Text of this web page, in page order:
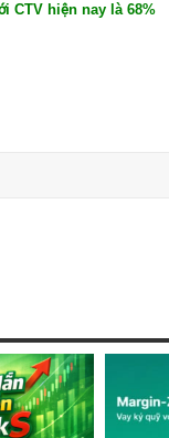
CTV hiện nay là 68%